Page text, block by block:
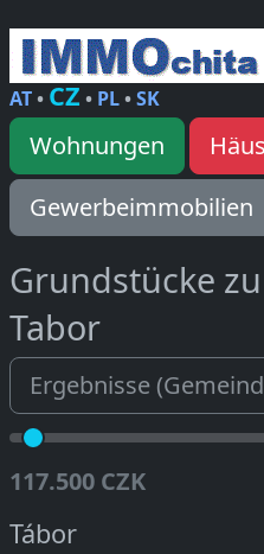
AT• CZ • PL•SK
Wohnungen
Gewerbeimmobilien
Grundstücke
Tabor
117.500 CZK
Tábor